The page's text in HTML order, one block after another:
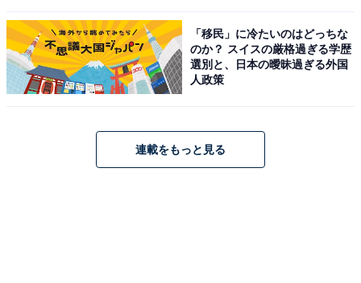
り、セットで楽しむ「チョコミン党」（チョコミント好
き）が急増しています。期間限定のため、気になる人は
早めにチェックしてみてください。
※店舗によって取り扱いのない場合があります
「移民」に冷たいのはどっちな
のか？ スイスの厳格過ぎる学歴
選別と、日本の曖昧過ぎる外国
人政策
連載をもっと見る